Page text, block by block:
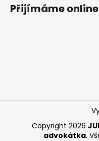
Přijímáme
Copyright 2026
advokátka.